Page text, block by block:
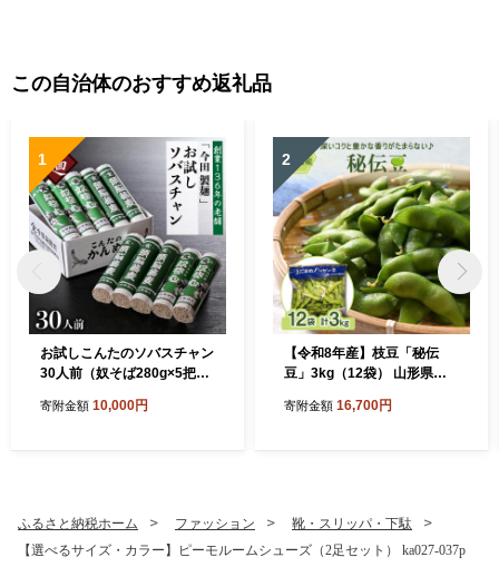
この自治体のおすすめ返礼品
1
お試しこんたのソバスチャン
30人前（奴そば280g×5把、
寄附金額 10,000円
2
【令和8年産】枝豆「秘伝
豆」3kg（12袋） 山形県河
寄附金額 16,700円
ふるさと納税ホーム ファッション
靴・スリッパ・下駄
【選べるサイズ・カラー】ピーモルームシューズ（2足セット） ka027-037p